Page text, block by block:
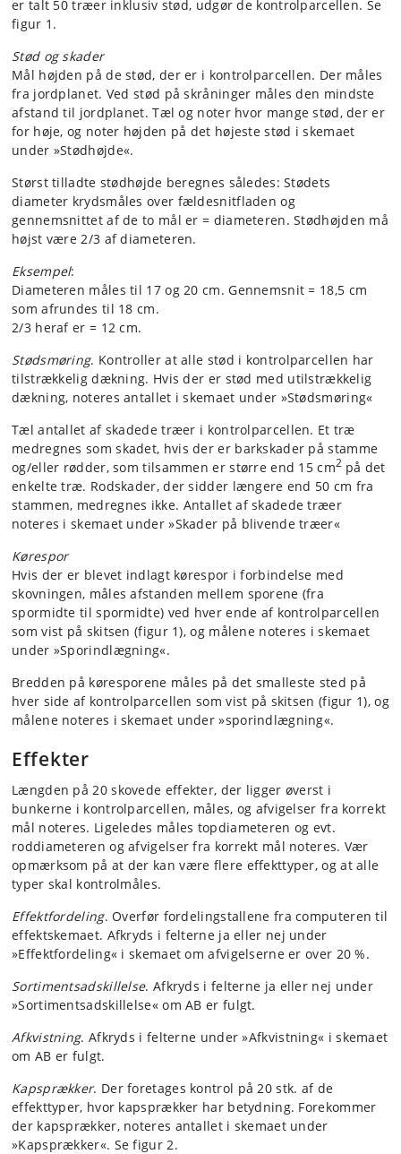
er talt 50 træer inklusiv stød, udgør de kontrolparcellen. Se
figur 1.
Stød og skader
Mål højden på de stød, der er i kontrolparcellen. Der måles
fra jordplanet. Ved stød på skråninger måles den mindste
afstand til jordplanet. Tæl og noter hvor mange stød, der er
for høje, og noter højden på det højeste stød i skemaet
under »Stødhøjde«.
Størst tilladte stødhøjde beregnes således: Stødets
diameter krydsmåles over fældesnitfladen og
gennemsnittet af de to mål er = diameteren. Stødhøjden må
højst være 2/3 af diameteren.
Eksempel:
Diameteren måles til 17 og 20 cm. Gennemsnit = 18,5 cm
som afrundes til 18 cm.
2/3 heraf er = 12 cm.
Stødsmøring. Kontroller at alle stød i kontrolparcellen har
tilstrækkelig dækning. Hvis der er stød med utilstrækkelig
dækning, noteres antallet i skemaet under »Stødsmøring«
Tæl antallet af skadede træer i kontrolparcellen. Et træ
medregnes som skadet, hvis der er barkskader på stamme
og/eller rødder, som tilsammen er større end 15 cm2 på det
enkelte træ. Rodskader, der sidder længere end 50 cm fra
stammen, medregnes ikke. Antallet af skadede træer
noteres i skemaet under »Skader på blivende træer«
Kørespor
Hvis der er blevet indlagt kørespor i forbindelse med
skovningen, måles afstanden mellem sporene (fra
spormidte til spormidte) ved hver ende af kontrolparcellen
som vist på skitsen (figur 1), og målene noteres i skemaet
under »Sporindlægning«.
Bredden på køresporene måles på det smalleste sted på
hver side af kontrolparcellen som vist på skitsen (figur 1), og
målene noteres i skemaet under »sporindlægning«.
Effekter
Længden på 20 skovede effekter, der ligger øverst i
bunkerne i kontrolparcellen, måles, og afvigelser fra korrekt
mål noteres. Ligeledes måles topdiameteren og evt.
roddiameteren og afvigelser fra korrekt mål noteres. Vær
opmærksom på at der kan være flere effekttyper, og at alle
typer skal kontrolmåles.
Effektfordeling. Overfør fordelingstallene fra computeren til
effektskemaet. Afkryds i felterne ja eller nej under
»Effektfordeling« i skemaet om afvigelserne er over 20 %.
Sortimentsadskillelse. Afkryds i felterne ja eller nej under
»Sortimentsadskillelse« om AB er fulgt.
Afkvistning. Afkryds i felterne under »Afkvistning« i skemaet
om AB er fulgt.
Kapsprækker. Der foretages kontrol på 20 stk. af de
effekttyper, hvor kapsprækker har betydning. Forekommer
der kapsprækker, noteres antallet i skemaet under
»Kapsprækker«. Se figur 2.